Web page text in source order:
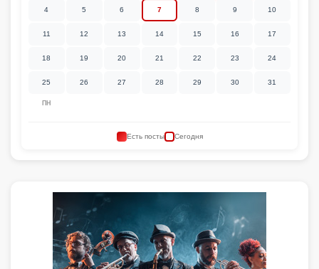
ПН
4 5 6 7 8 9 10
11 12 13 14 15 16 17
18 19 20 21 22 23 24
25 26 27 28 29 30 31
Есть посты Сегодня